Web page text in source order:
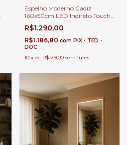
Espelho Moderno Cadiz
160x50cm LED Indireto Touch
Para Banheiro, Penteadeira,
Salão de Beleza e Lojas
R$1.290,00
R$1.186,80 com PIX • TED •
DOC
10 x de R$129,00 sem juros